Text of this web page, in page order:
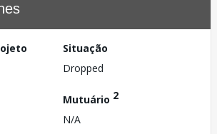
Situação
Dropped
Mutuário 2
N/A